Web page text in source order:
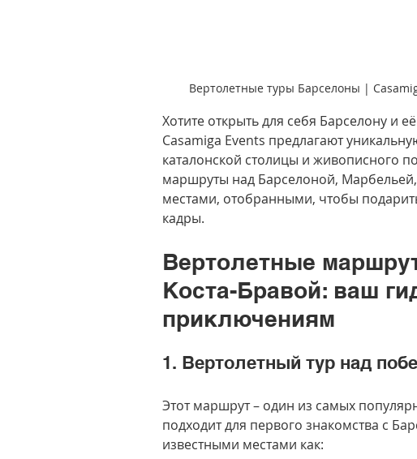
Вертолетные туры Барселоны |
Хотите открыть для себя Барселону и
Casamiga Events предлагают
каталонской столицы и живописного
маршруты над Барселоной,
местами, отобранными, чтобы
кадры.
Вертолетные
Коста-Бравой: ваш
приключениям
1. Вертолетный тур над
Этот маршрут – один из самых
подходит для первого знакомства с
известными местами как: